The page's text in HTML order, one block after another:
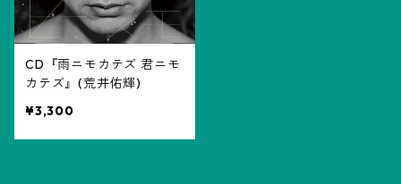
CD『雨ニモカテズ 君ニモ
カテズ』(荒井佑輝)
¥3,300